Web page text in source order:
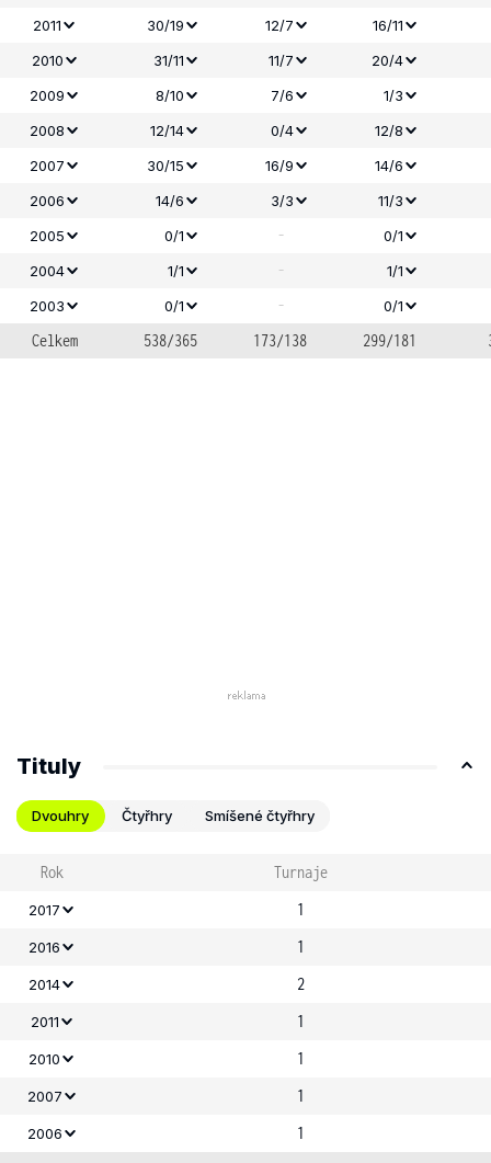
2011
30/19 12/7
16/11
2010
31/11 11/7
20/4
2009
8/10 7/6
1/3
2008
12/14 0/4
12/8
2007
30/15 16/9
14/6
2006
14/6 3/3
11/3
2005
0/1 -
0/1
2004
1/1 -
1/1
2003
0/1 - 0/1
Celkem 538/365 173/138 299/181
Tituly
Dvouhry Čtyřhry Smíšené čtyřhry
Rok Turnaje
2017 1
2016 1
2014 2
2011 1
2010 1
2007 1
2006
1